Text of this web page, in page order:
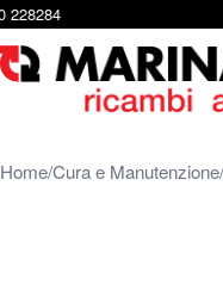
Salta al contenuto
HomeCura e Manutenzione